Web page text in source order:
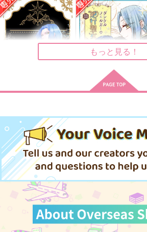
サンプル
作品詳細
サンプル
作品詳細
流れ生まれる
暁月夜
（税込）
フェルディナンド×ローゼマイン
サンプル
あなたの心が知りたい
暁月夜
フェルディナンド×ローゼマイン
サンプル
のようだと主張したら
返り討ちにあいました
太陽の西
専売 787円（税込）
本好きの下剋上
フェルディナンド×ローゼマイン
サンプル
カート
逆行聖女11
ぷてりんぐ
専売 787円
本好きの下剋上
フェルディナンド×ローゼマイン
サンプル
もっと見る！